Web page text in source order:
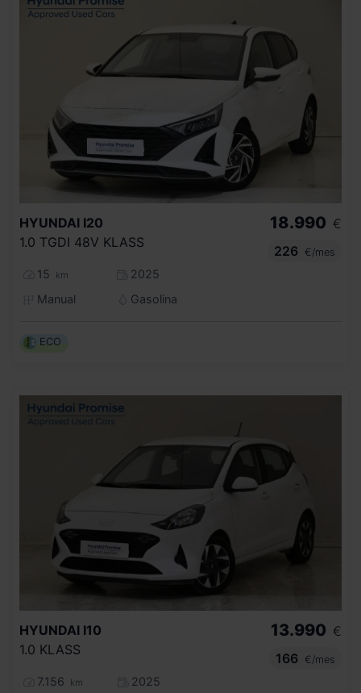
HYUNDAI I20
1.0 TGDI 48V KLASS
15 km
2025
Manual
Gasolina
18.990 €
226
€/mes
ECO
HYUNDAI I10
1.0 KLASS
7.156 km
2025
13.990 €
166
€/mes